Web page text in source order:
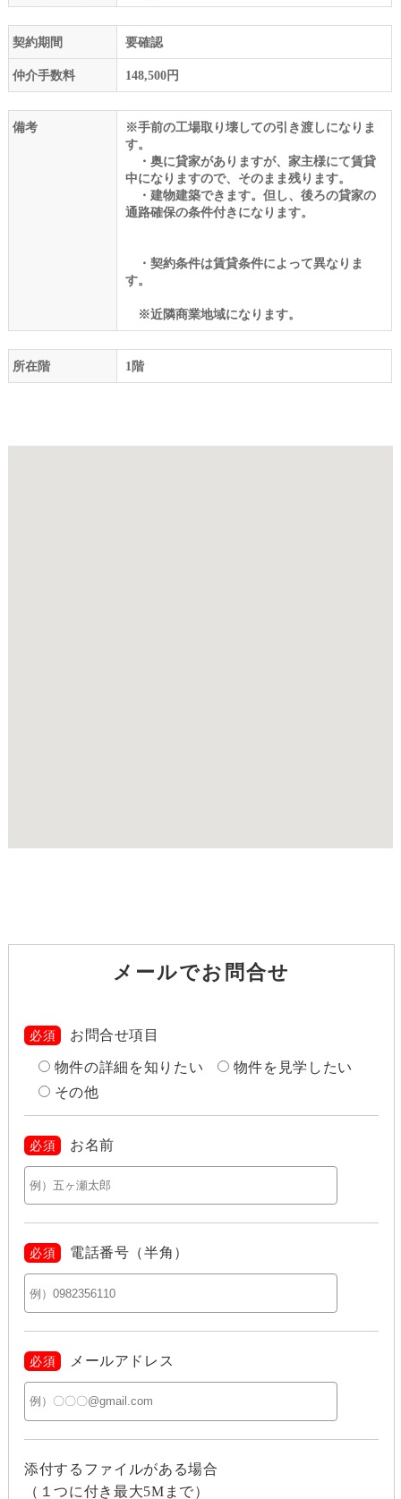
契約期間 要確認
仲介手数料 148,500円
備考
※手前の工場取り壊しての引き渡しになりま
す。
・奥に貸家がありますが、家主様にて賃貸
中になりますので、そのまま残ります。
・建物建築できます。但し、後ろの貸家の
通路確保の条件付きになります。
・契約条件は賃貸条件によって異なりま
す。
※近隣商業地域になります。
所在階 1階
メールでお問合せ
必須 お問合せ項目
物件の詳細を知りたい
物件を見学したい
その他
必須 お名前
必須 電話番号（半角）
必須 メールアドレス
添付するファイルがある場合
（１つに付き最大5Mまで）